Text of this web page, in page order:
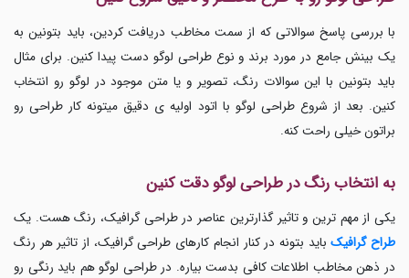
با بررسی پاسخ سوالاتی که از سمت مخاطب دریافت کردین، باید بتونین به
یک بینش جامع در مورد برند و نوع طراحی لوگو دست پیدا کنین. برای مثال
باید بتونین با این سوالات رنگ، تصویر و یا متن موجود در لوگو رو انتخاب
کنین. بعد از شروع طراحی لوگو با اتود اولیه ی دقیق میتونه کار طراحی رو
براتون خیلی راحت کنه.
به انتخاب رنگ در طراحی لوگو دقت کنین
یکی از مهم ترین و تاثیر گذارترین عناصر در طراحی گرافیک، رنگ هست. یک
طراح گرافیکباید بتونه در کنار انجام کارهای طراحی گرافیک، از تاثیر هر رنگ
در ذهن مخاطب اطلاعات کافی بدست بیاره. در طراحی لوگو هم باید رنگی رو